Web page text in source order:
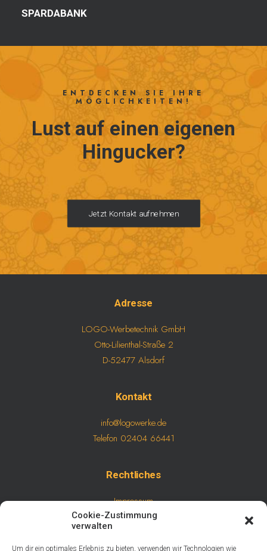
Cookie-Zustimmung
verwalten
Um dir ein optimales Erlebnis zu bieten, verwenden wir Technologien wie
SPARDABANK
ENTDECKEN SIE IHRE
MÖGLICHKEITEN!
Lust auf einen eigenen
Hingucker?
Jetzt Kontakt aufnehmen
Adresse
LOGO-Werbetechnik GmbH
Otto-Lilienthal-Straße 2
D-52477 Alsdorf
Kontakt
info@logowerke.de
Telefon 02404 66441
Rechtliches
Impressum
Datenschutz